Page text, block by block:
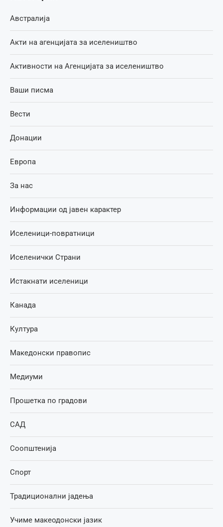
Австралија
Акти на агенцијата за иселеништво
Активности на Агенцијата за иселеништво
Ваши писма
Вести
Донации
Европа
За нас
Информации од јавен карактер
Иселеници-повратници
Иселенички Страни
Истакнати иселеници
Канада
Култура
Македонски правопис
Медиуми
Прошетка по градови
САД
Соопштенија
Спорт
Традиционални јадења
Учиме макеодонски јазик